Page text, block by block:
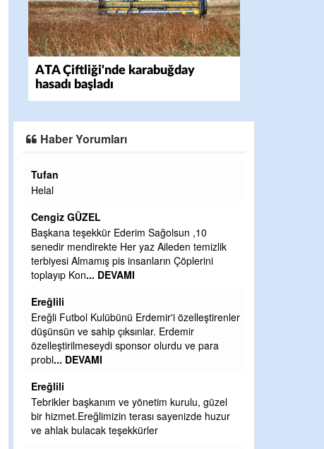
ATA Çiftliği'nde karabuğday
hasadı başladı
Haber Yorumları
Tufan
Helal
Cengiz GÜZEL
Başkana teşekkür Ederim Sağolsun ,10
senedir mendirekte Her yaz Aileden temizlik
terbiyesi Almamış pis insanların Çöplerini
toplayıp Kon... DEVAMI
Ereğlili
Ereğli Futbol Kulübünü Erdemir'i özelleştirenler
düşünsün ve sahip çıksınlar. Erdemir
özelleştirilmeseydi sponsor olurdu ve para
probl... DEVAMI
Ereğlili
Tebrikler başkanım ve yönetim kurulu, güzel
bir hizmet.Ereğlimizin terası sayenizde huzur
ve ahlak bulacak teşekkürler